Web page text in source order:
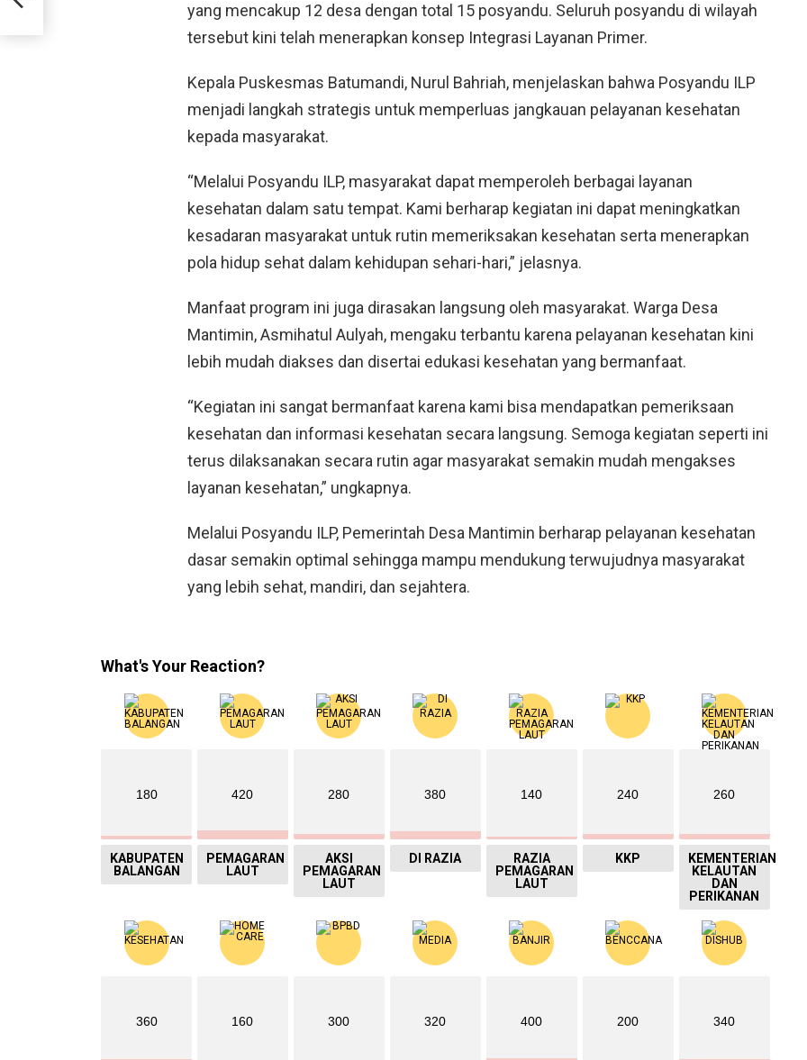
yang mencakup 12 desa dengan total 15 posyandu. Seluruh posyandu di wilayah
tersebut kini telah menerapkan konsep Integrasi Layanan Primer.
Kepala Puskesmas Batumandi, Nurul Bahriah, menjelaskan bahwa Posyandu ILP
menjadi langkah strategis untuk memperluas jangkauan pelayanan kesehatan
kepada masyarakat.
“Melalui Posyandu ILP, masyarakat dapat memperoleh berbagai layanan
kesehatan dalam satu tempat. Kami berharap kegiatan ini dapat meningkatkan
kesadaran masyarakat untuk rutin memeriksakan kesehatan serta menerapkan
pola hidup sehat dalam kehidupan sehari-hari,” jelasnya.
Manfaat program ini juga dirasakan langsung oleh masyarakat. Warga Desa
Mantimin, Asmihatul Aulyah, mengaku terbantu karena pelayanan kesehatan kini
lebih mudah diakses dan disertai edukasi kesehatan yang bermanfaat.
“Kegiatan ini sangat bermanfaat karena kami bisa mendapatkan pemeriksaan
kesehatan dan informasi kesehatan secara langsung. Semoga kegiatan seperti ini
terus dilaksanakan secara rutin agar masyarakat semakin mudah mengakses
layanan kesehatan,” ungkapnya.
Melalui Posyandu ILP, Pemerintah Desa Mantimin berharap pelayanan kesehatan
dasar semakin optimal sehingga mampu mendukung terwujudnya masyarakat
yang lebih sehat, mandiri, dan sejahtera.
What's Your Reaction?
180
KABUPATEN
BALANGAN
420
PEMAGARAN
LAUT
280
AKSI
PEMAGARAN
LAUT
380
DI RAZIA
140
RAZIA
PEMAGARAN
LAUT
240
KKP
260
KEMENTERIAN
KELAUTAN
DAN
PERIKANAN
360 160 300 320 400 200 340